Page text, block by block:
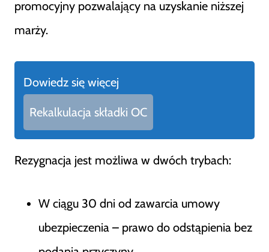
promocyjny pozwalający na uzyskanie niższej
marży.
Dowiedz się więcej
Rekalkulacja składki OC
Rezygnacja jest możliwa w dwóch trybach:
W ciągu 30 dni od zawarcia umowy
ubezpieczenia – prawo do odstąpienia bez